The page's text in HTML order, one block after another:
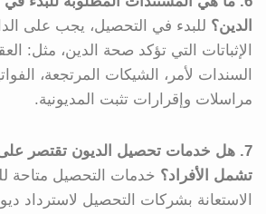
الدين؟ للبدء في التحصيل، يجب على
الإثباتات التي تؤكد صحة الدين، مثل:
السندات لأمر، الشيكات المرتجعة،
مراسلات وإقرارات تثبت المديونية.
7. هل خدمات تحصيل الديون تقتصر
تشمل الأفراد؟ خدمات التحصيل متاحة
الاستعانة بشركات التحصيل لاسترداد